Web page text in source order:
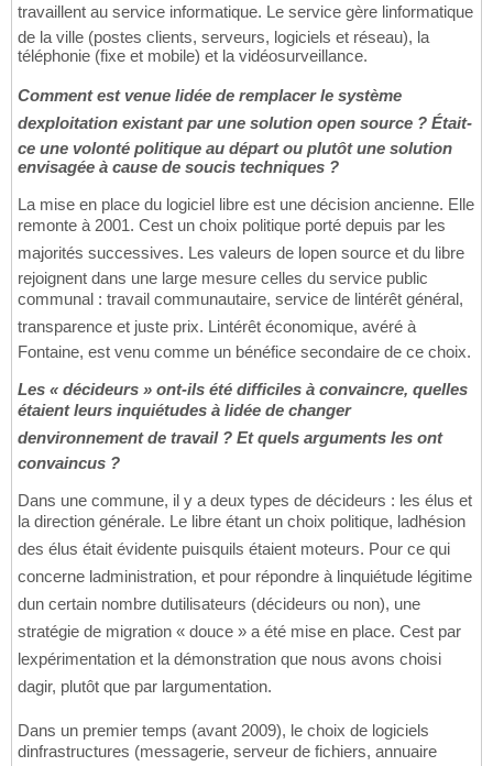
travaillent au service informatique. Le service gère linformatique
de la ville (postes clients, serveurs, logiciels et réseau), la
téléphonie (fixe et mobile) et la vidéosurveillance.
Comment est venue lidée de remplacer le système
dexploitation existant par une solution open source ? Était-
ce une volonté politique au départ ou plutôt une solution
envisagée à cause de soucis techniques ?
La mise en place du logiciel libre est une décision ancienne. Elle
remonte à 2001. Cest un choix politique porté depuis par les
majorités successives. Les valeurs de lopen source et du libre
rejoignent dans une large mesure celles du service public
communal : travail communautaire, service de lintérêt général,
transparence et juste prix. Lintérêt économique, avéré à
Fontaine, est venu comme un bénéfice secondaire de ce choix.
Les « décideurs » ont-ils été difficiles à convaincre, quelles
étaient leurs inquiétudes à lidée de changer
denvironnement de travail ? Et quels arguments les ont
convaincus ?
Dans une commune, il y a deux types de décideurs : les élus et
la direction générale. Le libre étant un choix politique, ladhésion
des élus était évidente puisquils étaient moteurs. Pour ce qui
concerne ladministration, et pour répondre à linquiétude légitime
dun certain nombre dutilisateurs (décideurs ou non), une
stratégie de migration « douce » a été mise en place. Cest par
lexpérimentation et la démonstration que nous avons choisi
dagir, plutôt que par largumentation.
Dans un premier temps (avant 2009), le choix de logiciels
dinfrastructures (messagerie, serveur de fichiers, annuaire